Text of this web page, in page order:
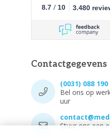
8.7 / 10 3.480
Contactgegevens
(0031) 088 190
Bel ons op
uur
Stuur ons een